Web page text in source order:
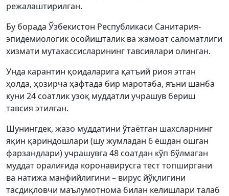
режалаштирилган.
Бу борада Ўзбекистон Республикаси Санитария-
эпидемиологик осойишталик ва жамоат саломатлиги
хизмати мутахассисларининг тавсиялари олинган.
Унда карантин қоидаларига қатъий риоя этган
ҳолда, ҳозирча ҳафтада бир маротаба, яъни шанба
куни 24 соатлик узоқ муддатли учрашув бериш
тавсия этилган.
Шунингдек, жазо муддатини ўтаётган шахсларнинг
яқин қариндошлари (шу жумладан 6 ёшдан ошган
фарзандлари) учрашувга 48 соатдан кўп бўлмаган
муддат оралиғида коронавирусга тест топширгани
ва натижа манфийлигини – вирус йўқлигини
тасдиқловчи маълумотнома билан келишлари талаб